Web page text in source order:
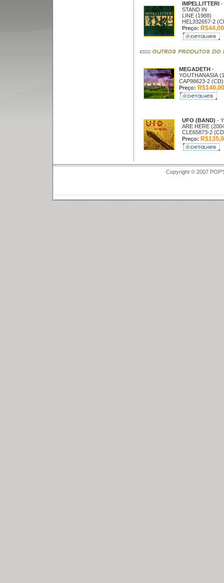
IMPELLITTERI -
STAND IN
LINE (1988)
HEL332657-2
Preço: R$44,00
MEGADETH -
YOUTHANASIA
CAP98623-2 (CD)
Preço: R$140,00
UFO (BAND) -
ARE HERE
CLE65873-2
Preço:
Copyright © 2007